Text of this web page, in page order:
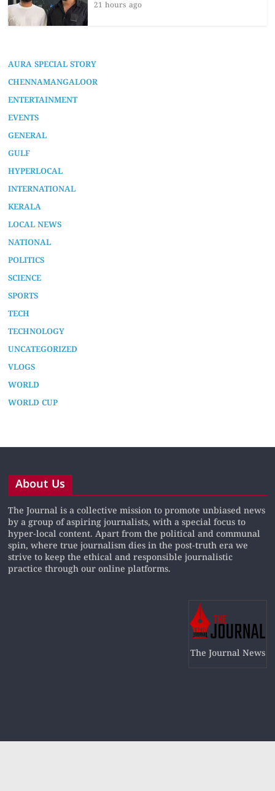
21 hours ago
AURA SPECIAL STORY
CHENNAMANGALOOR
ENTERTAINMENT
EVENTS
GENERAL
GULF
HYPERLOCAL
INTERNATIONAL
KERALA
LOCAL NEWS
NATIONAL
POLITICS
SCIENCE
SPORTS
TECH
TECHNOLOGY
UNCATEGORIZED
VLOGS
WORLD
WORLD CUP
About Us
The Journal is a collective mission to promote unbiased news
by a group of aspiring journalists, with a special focus to
hyper-local content. Apart from the political and communal
spin, where true journalism dies in the post-truth era we
strive to keep the ethical and responsible journalistic
practice through our online platforms.
The Journal News